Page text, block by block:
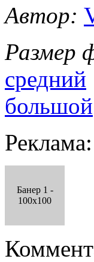
Автор:
Размер
средний
большой
Реклама:
Банер 1 -
100x100